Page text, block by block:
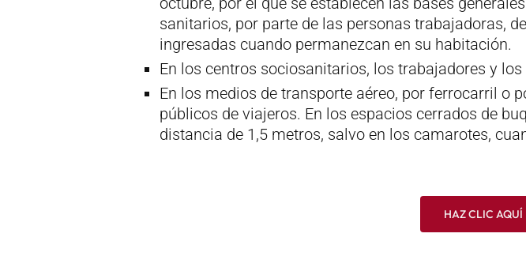
sanitarios, por parte de las personas trabajadoras,
ingresadas cuando permanezcan en su habitación.
En los centros sociosanitarios, los trabajadores y
En los medios de transporte aéreo, por ferrocarril o
públicos de viajeros. En los espacios cerrados de
distancia de 1,5 metros, salvo en los camarotes,
HAZ CLIC AQUÍ